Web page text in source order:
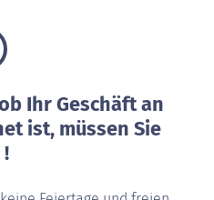
Ihr Geschäft an
ist, müssen Sie